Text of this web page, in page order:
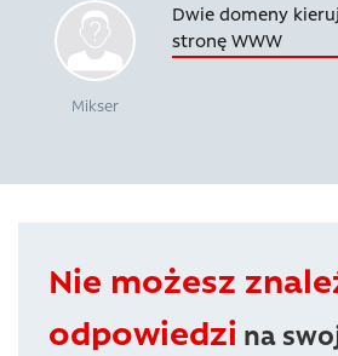
Mikser
Dwie domeny
stronę WWW
Nie możesz
odpowiedzi na